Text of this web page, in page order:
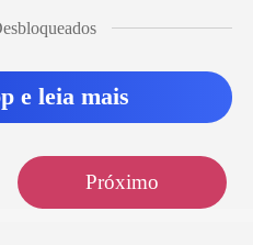
revel
e leia mais
Próximo